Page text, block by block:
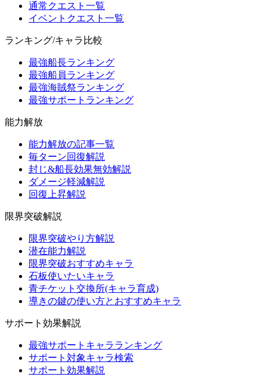
通常クエスト一覧
イベントクエスト一覧
ランキング/キャラ比較
最強船長ランキング
最強船員ランキング
最強海賊祭ランキング
最強サポートランキング
能力解放
能力解放の記事一覧
毎ターン回復解説
封じ&船長効果無効解説
ダメージ軽減解説
回復上昇解説
限界突破解説
限界突破やり方解説
潜在能力解説
限界突破おすすめキャラ
石板使いたいキャラ
青チケット交換所(キャラ育成)
導きの鍵の使い方とおすすめキャラ
サポート効果解説
最強サポートキャラランキング
サポート対象キャラ検索
サポート効果解説